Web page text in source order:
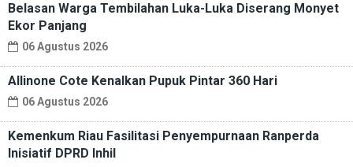
Belasan Warga Tembilahan Luka-Luka Diserang Monyet
Ekor Panjang
06 Agustus 2026
Allinone Cote Kenalkan Pupuk Pintar 360 Hari
06 Agustus 2026
Kemenkum Riau Fasilitasi Penyempurnaan Ranperda
Inisiatif DPRD Inhil